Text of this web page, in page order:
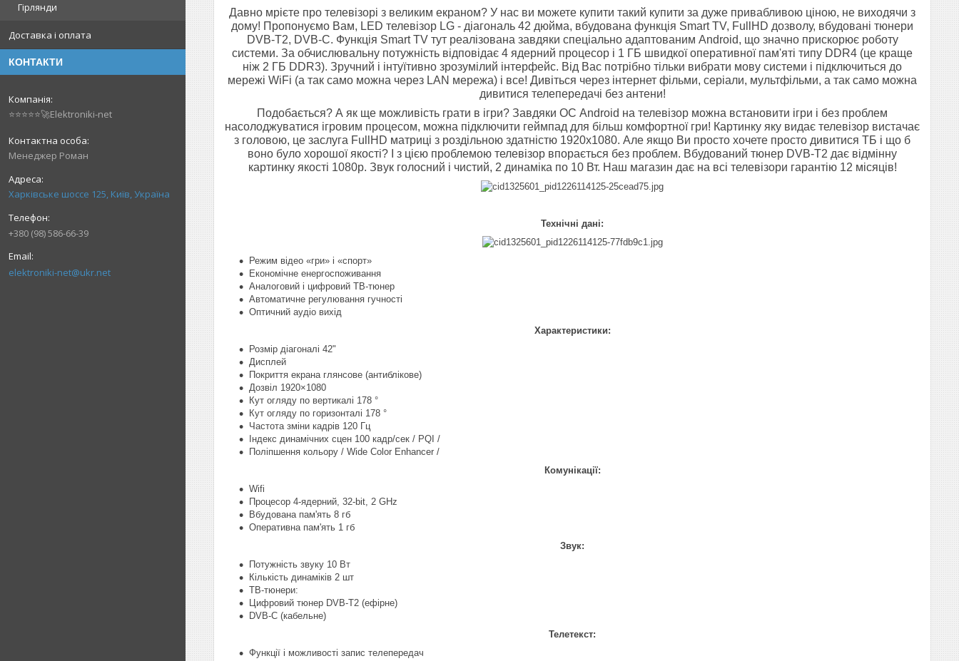
Гірлянди
Доставка і оплата
КОНТАКТИ
⭐⭐⭐⭐⭐🚀Elektroniki-net
Менеджер Роман
Харківське шоссе 125, Київ, Україна
+380 (98) 586-66-39
elektroniki-net@ukr.net
Давно мрієте про телевізорі з великим екраном? У нас ви можете купити такий купити за дуже привабливою ціною, не виходячи з
дому! Пропонуємо Вам, LED телевізор LG - діагональ 42 дюйма, вбудована функція Smart TV, FullHD дозволу, вбудовані тюнери
DVB-T2, DVB-C. Функція Smart TV тут реалізована завдяки спеціально адаптованим Android, що значно прискорює роботу
системи. За обчислювальну потужність відповідає 4 ядерний процесор і 1 ГБ швидкої оперативної пам'яті типу DDR4 (це краще
ніж 2 ГБ DDR3). Зручний і інтуїтивно зрозумілий інтерфейс. Від Вас потрібно тільки вибрати мову системи і підключиться до
мережі WiFi (а так само можна через LAN мережа) і все! Дивіться через інтернет фільми, серіали, мультфільми, а так само можна
дивитися телепередачі без антени!
Подобається? А як ще можливість грати в ігри? Завдяки ОС Android на телевізор можна встановити ігри і без проблем
насолоджуватися ігровим процесом, можна підключити геймпад для більш комфортної гри! Картинку яку видає телевізор вистачає
з головою, це заслуга FullHD матриці з роздільною здатністю 1920х1080. Але якщо Ви просто хочете просто дивитися ТБ і що б
воно було хорошої якості? І з цією проблемою телевізор впорається без проблем. Вбудований тюнер DVB-T2 дає відмінну
картинку якості 1080p. Звук голосний і чистий, 2 динаміка по 10 Вт. Наш магазин дає на всі телевізори гарантію 12 місяців!
Технічні дані:
Режим відео «гри» і «спорт»
Економічне енергоспоживання
Аналоговий і цифровий ТВ-тюнер
Автоматичне регулювання гучності
Оптичний аудіо вихід
Характеристики:
Розмір діагоналі 42"
Дисплей
Покриття екрана глянсове (антиблікове)
Дозвіл 1920×1080
Кут огляду по вертикалі 178 °
Кут огляду по горизонталі 178 °
Частота зміни кадрів 120 Гц
Індекс динамічних сцен 100 кадр/сек / PQI /
Поліпшення кольору / Wide Color Enhancer /
Комунікації:
Wifi
Процесор 4-ядерний, 32-bit, 2 GHz
Вбудована пам'ять 8 гб
Оперативна пам'ять 1 гб
Звук:
Потужність звуку 10 Вт
Кількість динаміків 2 шт
ТВ-тюнери:
Цифровий тюнер DVB-T2 (ефірне)
DVB-C (кабельне)
Телетекст:
Функції і можливості запис телепередач